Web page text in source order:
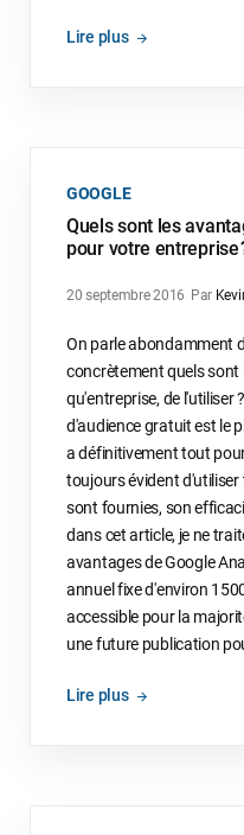
Lire plus
GOOGLE
Quels sont les
pour votre entreprise
20 septembre 2016 Par
On parle abondamment
concrètement quels sont
qu'entreprise, de l'utiliser
d'audience gratuit est le
a définitivement tout
toujours évident
sont fournies, son
dans cet article, je ne
avantages de Google
annuel fixe d'environ
accessible pour la
une future publication
Lire plus